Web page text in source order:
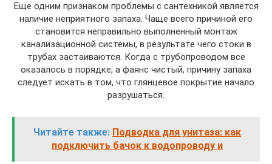
Еще одним признаком проблемы с сантехникой является
наличие неприятного запаха. Чаще всего причиной его
становится неправильно выполненный монтаж
канализационной системы, в результате чего стоки в
трубах застаиваются. Когда с трубопроводом все
оказалось в порядке, а фаянс чистый, причину запаха
следует искать в том, что глянцевое покрытие начало
разрушаться.
Читайте также: Подводка для унитаза: как
подключить бачок к водопроводу и